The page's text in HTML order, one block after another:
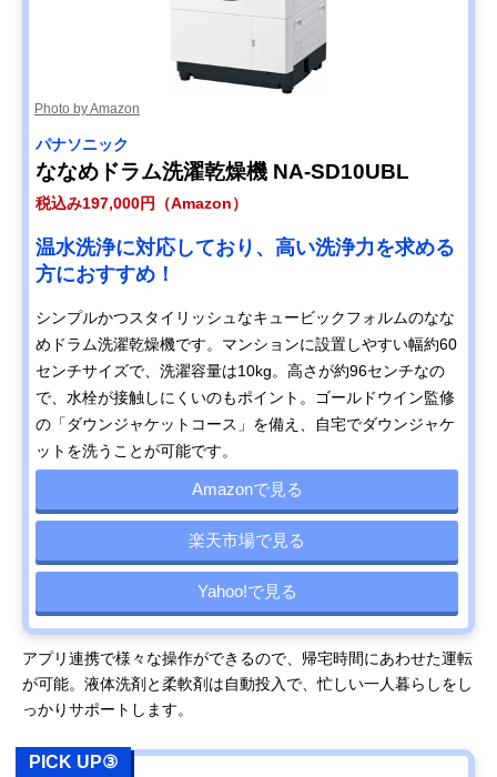
Photo by Amazon
パナソニック
ななめドラム洗濯乾燥機 NA-SD10UBL
税込み197,000円（Amazon）
温水洗浄に対応しており、高い洗浄力を求める
方におすすめ！
シンプルかつスタイリッシュなキュービックフォルムのなな
めドラム洗濯乾燥機です。マンションに設置しやすい幅約60
センチサイズで、洗濯容量は10kg。高さが約96センチなの
で、水栓が接触しにくいのもポイント。ゴールドウイン監修
の「ダウンジャケットコース」を備え、自宅でダウンジャケ
ットを洗うことが可能です。
Amazonで見る
楽天市場で見る
Yahoo!で見る
アプリ連携で様々な操作ができるので、帰宅時間にあわせた運転
が可能。液体洗剤と柔軟剤は自動投入で、忙しい一人暮らしをし
っかりサポートします。
PICK UP③